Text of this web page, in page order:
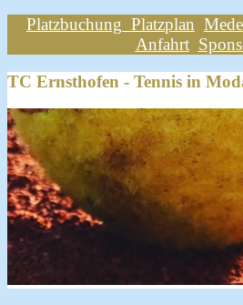
Platzbuchung Platzplan
Anfahrt
TC Ernsthofen - Tennis in